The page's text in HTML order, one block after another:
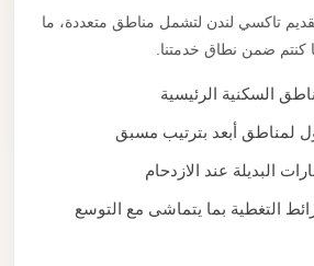
تاكسي لندن لتشمل مناطق متعددة، ما
كنتم ضمن نطاق خدمتنا.
السكنية الرئيسية
لمناطق أبعد بترتيب مسبق
البديلة عند الازدحام
التغطية بما يتماشى مع التوسع